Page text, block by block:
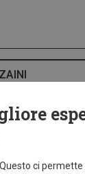
ZAINI
Questo ci